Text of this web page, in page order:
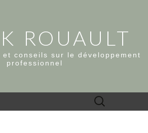
ROUAULT
conseils sur le développement
professionnel
Rechercher :